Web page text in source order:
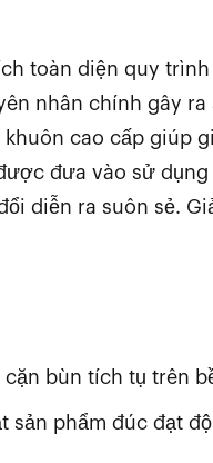
toàn diện quy
nhân chính gây
khuôn cao cấp
đưa vào sử
diễn ra suôn sẻ.
bùn tích tụ trên
sản phẩm đúc đạt